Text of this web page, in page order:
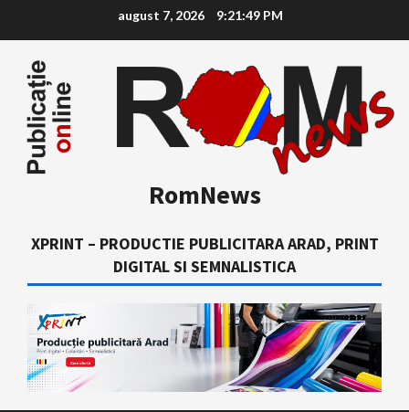
content
august 7, 2026 9:21:50 PM
RomNews
XPRINT – PRODUCTIE PUBLICITARA ARAD, PRINT
DIGITAL SI SEMNALISTICA